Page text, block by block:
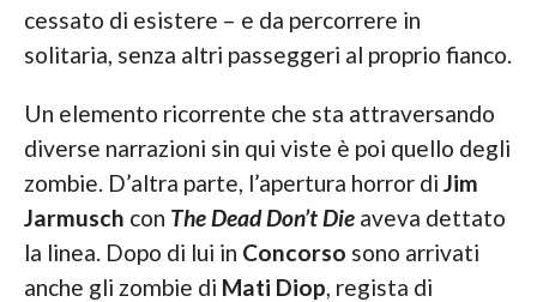
cessato di esistere – e da percorrere in
solitaria, senza altri passeggeri al proprio fianco.
Un elemento ricorrente che sta attraversando
diverse narrazioni sin qui viste è poi quello degli
zombie. D’altra parte, l’apertura horror di Jim
Jarmusch con The Dead Don’t Die aveva dettato
la linea. Dopo di lui in Concorso sono arrivati
anche gli zombie di Mati Diop, regista di